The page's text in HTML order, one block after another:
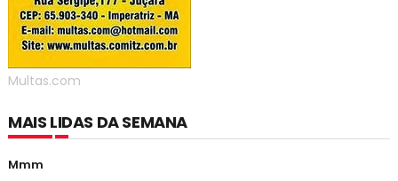
Multas.com
MAIS LIDAS DA SEMANA
Mmm